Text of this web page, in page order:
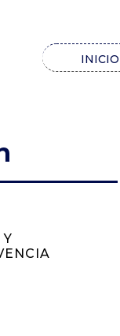
INICIO